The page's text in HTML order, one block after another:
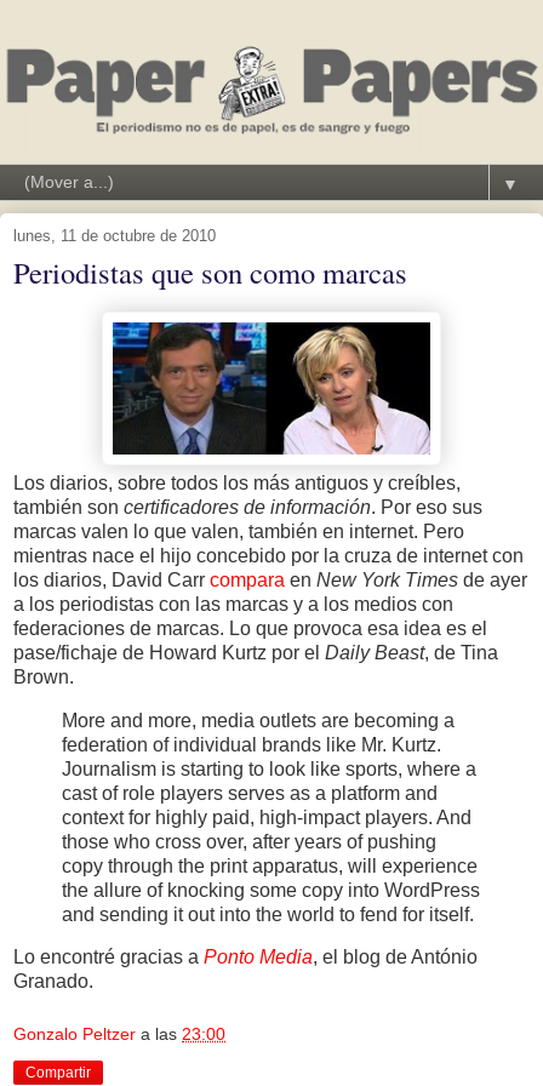
▼
lunes, 11 de octubre de 2010
Periodistas que son como marcas
Los diarios, sobre todos los más antiguos y creíbles,
también son certificadores de información. Por eso sus
marcas valen lo que valen, también en internet. Pero
mientras nace el hijo concebido por la cruza de internet con
los diarios, David Carr compara en New York Times de ayer
a los periodistas con las marcas y a los medios con
federaciones de marcas. Lo que provoca esa idea es el
pase/fichaje de Howard Kurtz por el Daily Beast, de Tina
Brown.
More and more, media outlets are becoming a
federation of individual brands like Mr. Kurtz.
Journalism is starting to look like sports, where a
cast of role players serves as a platform and
context for highly paid, high-impact players. And
those who cross over, after years of pushing
copy through the print apparatus, will experience
the allure of knocking some copy into WordPress
and sending it out into the world to fend for itself.
Lo encontré gracias a Ponto Media, el blog de António
Granado.
Gonzalo Peltzer a las 23:00
Compartir